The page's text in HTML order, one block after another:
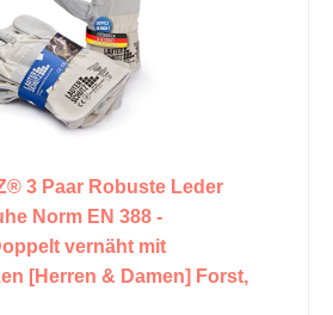
3 Paar Robuste Leder
Norm EN 388 -
vernäht mit
[Herren & Damen] Forst,